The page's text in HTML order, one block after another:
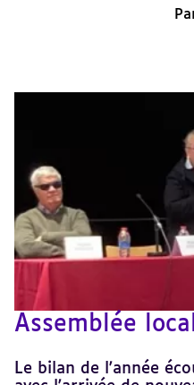
Assemblée
Le bilan de l'année